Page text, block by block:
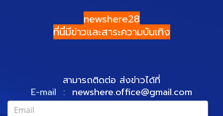
newshere28
ที่นี่มีข่าวและสาระความบันเทิง
สามารถติดต่อ ส่งข่าวได้ที่
E-mail : newshere.office@gmail.com